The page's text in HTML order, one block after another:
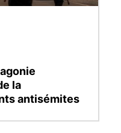
la
antisémites